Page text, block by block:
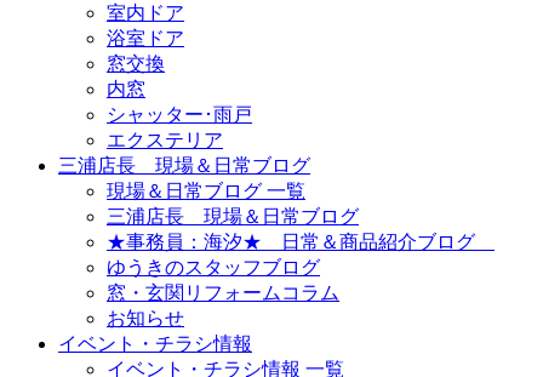
室内ドア
浴室ドア
窓交換
内窓
シャッター･雨戸
エクステリア
三浦店長 現場＆日常ブログ
現場＆日常ブログ 一覧
三浦店長 現場＆日常ブログ
★事務員：海汐★ 日常＆商品紹介ブログ
ゆうきのスタッフブログ
窓・玄関リフォームコラム
お知らせ
イベント・チラシ情報
イベント・チラシ情報 一覧